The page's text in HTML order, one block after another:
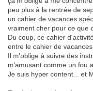
peu plus à la rentrée de
un cahier de vacances
vraiment cher pour ce que
Du coup, ce cahier
entre le cahier de
Il m'oblige à suivre des
m'amusant comme un fou
Je suis hyper content... et